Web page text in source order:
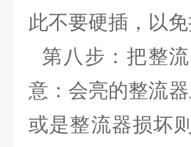
此不要硬插，以免
第八步：把整
意：会亮的整流
或是整流器损坏